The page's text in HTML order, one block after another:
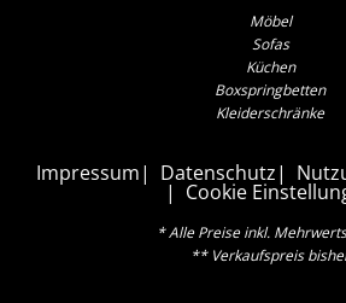
Möbel
Sofas
Küchen
Boxspringbetten
Kleiderschränke
Impressum Datenschutz
Cookie
* Alle Preise inkl.
** Verkaufspreis